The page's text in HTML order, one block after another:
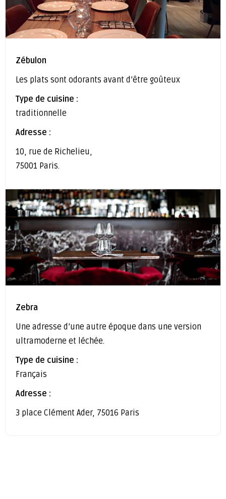
Zébulon
Les plats sont odorants avant d’être goûteux
Type de cuisine :
traditionnelle
Adresse :
10, rue de Richelieu,
75001 Paris.
Zebra
Une adresse d’une autre époque dans une version
ultramoderne et léchée.
Type de cuisine :
Français
Adresse :
3 place Clément Ader, 75016 Paris